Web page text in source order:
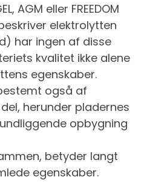
AGM eller FREEDOM
elektrolytten
har ingen af disse
kvalitet ikke alene
egenskaber.
også af
herunder pladernes
opbygning
betyder langt
egenskaber.